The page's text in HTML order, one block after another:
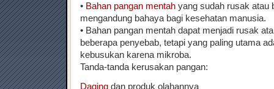
• Bahan pangan mentah yang sudah rusak atau
mengandung bahaya bagi kesehatan manusia.
• Bahan pangan mentah dapat menjadi rusak
beberapa penyebab, tetapi yang paling utama
kebusukan karena mikroba.
Tanda-tanda kerusakan pangan:
Daging dan produk olahannya